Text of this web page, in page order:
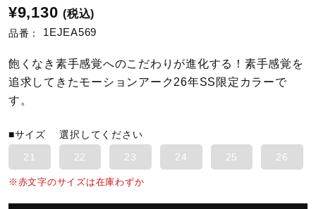
卓球
¥9,130 (税込)
品番： 1EJEA569
飽くなき素手感覚へのこだわりが進化する！素手感覚を
追求してきたモーションアーク26年SS限定カラーで
す。
■サイズ選択してください
21
22 23 24 25 26
※赤文字のサイズは在庫わずか